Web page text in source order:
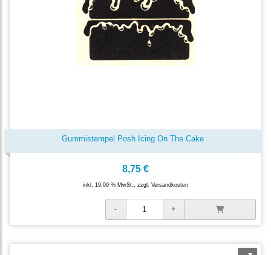
Gummistempel Posh Icing On The Cake
8,75 €
inkl. 19,00 % MwSt., zzgl. Versandkosten